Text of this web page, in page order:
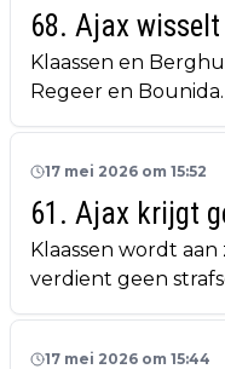
68. Ajax
Klaassen en
Regeer en Bounida.
17 mei 2026 om 15:52
61. Ajax krijgt
Klaassen wordt
verdient geen
17 mei 2026 om 15:44